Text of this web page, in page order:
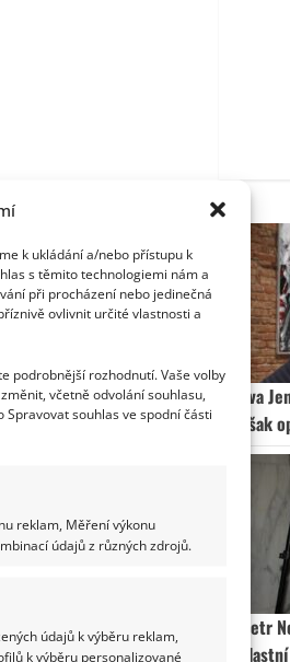
k ukládání a/nebo přístupu k
s těmito technologiemi nám a
při procházení nebo jedinečná
ovlivnit určité vlastnosti a
podrobnější rozhodnutí. Vaše volby
včetně odvolání souhlasu,
souhlas ve spodní části
reklam, Měření výkonu
údajů z různých zdrojů.
údajů k výběru reklam,
k výběru personalizované
Eva
však
Petr